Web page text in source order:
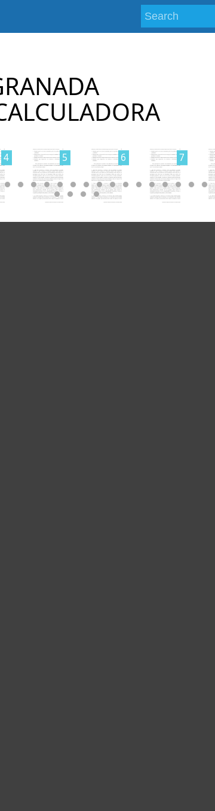
4 5 6 7